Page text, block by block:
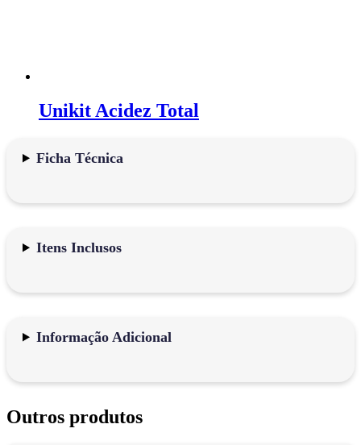
Unikit Acidez Total
Ficha Técnica
Itens Inclusos
Informação Adicional
Outros produtos